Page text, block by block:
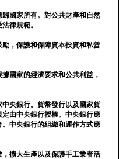
國家所有。對公共財產和自然
律規範。
，保護和保障資本投資和私營
國家的經濟要求和公共利益，
央銀行。貨幣發行以及國家貨
由中央銀行授權。中央銀行應
中央銀行的組織和運作方式應
擴大生產以及保護手工業者活